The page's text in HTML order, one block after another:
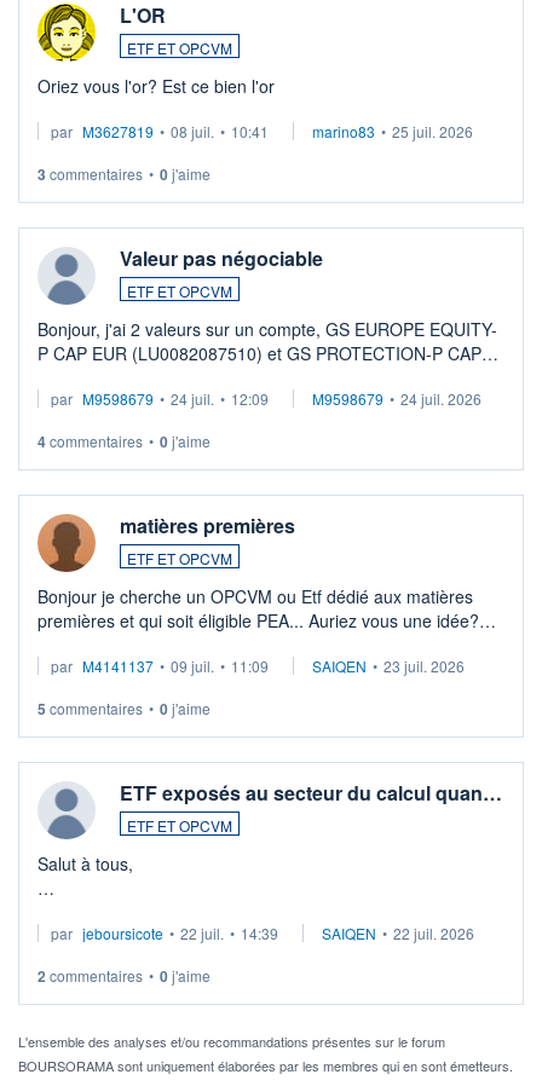
L'OR
ETF ET OPCVM
Oriez vous l'or? Est ce bien l'or
par M3627819 • 08 juil. • 10:41 marino83 • 25 juil. 2026
3 commentaires • 0j'aime
Valeur pas négociable
ETF ET OPCVM
Bonjour, j'ai 2 valeurs sur un compte, GS EUROPE EQUITY-
P CAP EUR (LU0082087510) et GS PROTECTION-P CAP
veux procéder à la vente, on me signale ...
par M9598679 • 24 juil. • 12:09 M9598679 • 24 juil. 2026
4commentaires • 0j'aime
matières premières
ETF ET OPCVM
Bonjour je cherche un OPCVM ou Etf dédié aux matières
premières et qui soit éligible PEA... Auriez vous une idée?
par M4141137 • 09 juil. • 11:09 SAIQEN • 23 juil. 2026
5 commentaires • 0j'aime
ETF exposés au secteur du calcul quan…
ETF ET OPCVM
Salut à tous,
via un ETF plutôt que des actions individuelles.
Idéalement, je voudrais qu'il soit éligible au PEA.
Pour l' ...
par jeboursicote • 22 juil. • 14:39 SAIQEN • 22 juil. 2026
2 commentaires • 0j'aime
L'ensemble des analyses et/ou recommandations présentes sur le forum
BOURSORAMA sont uniquement élaborées par les membres qui en sont émetteurs.